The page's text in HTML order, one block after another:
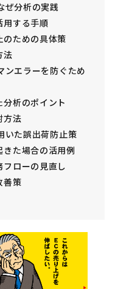
ぜ分析の実践
用する手順
のための具体策
法
ンエラーを防ぐため
析のポイント
方法
いた誤出荷防止策
た場合の活用例
ローの見直し
善策